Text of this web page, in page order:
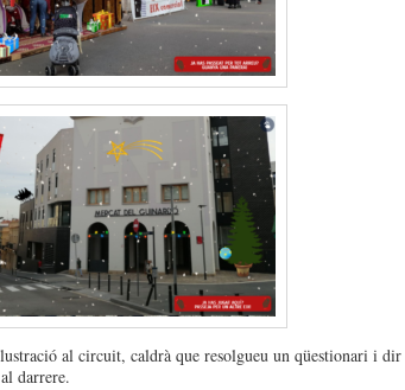
al circuit, caldrà que resolgueu un qüestionari i dir
darrere.